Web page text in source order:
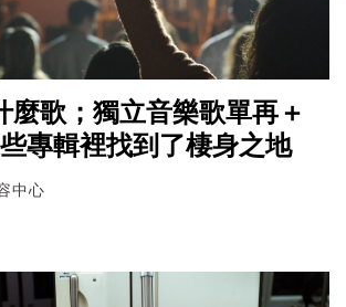
麼歌；獨立音樂歌單再＋
專輯裡找到了棲身之地
中心